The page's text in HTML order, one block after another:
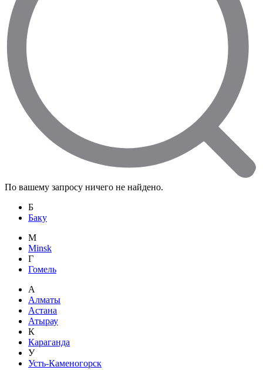
По вашему запросу ничего не найдено.
Б
Баку
M
Minsk
Г
Гомель
А
Алматы
Астана
Атырау
К
Караганда
У
Усть-Каменогорск